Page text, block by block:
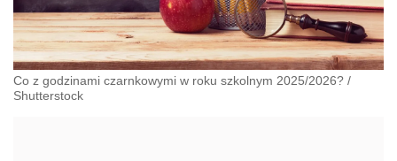
Co z godzinami czarnkowymi w roku szkolnym 2025/2026? /
Shutterstock